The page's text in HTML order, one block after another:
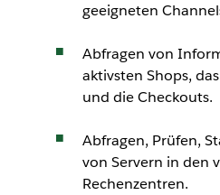
geeigneten
Abfragen von
aktivsten Shops,
und die Checkouts.
Abfragen, Prüfen,
von Servern in den
Rechenzentren.